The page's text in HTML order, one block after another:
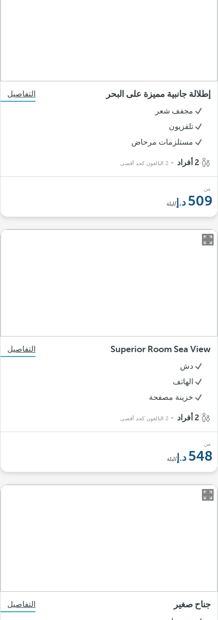
إطلالة جانبية مميزة على البحر
التفاصيل
مجفف شعر
تلفزيون
مستلزمات مرحاض
2 البالغون كحد أقصى
من
509 /ليلة
Superior Room Sea View
التفاصيل
دش
الهاتف
خزينة مصفحة
2 البالغون كحد أقصى
من
548 /ليلة
جناح صغير
التفاصيل